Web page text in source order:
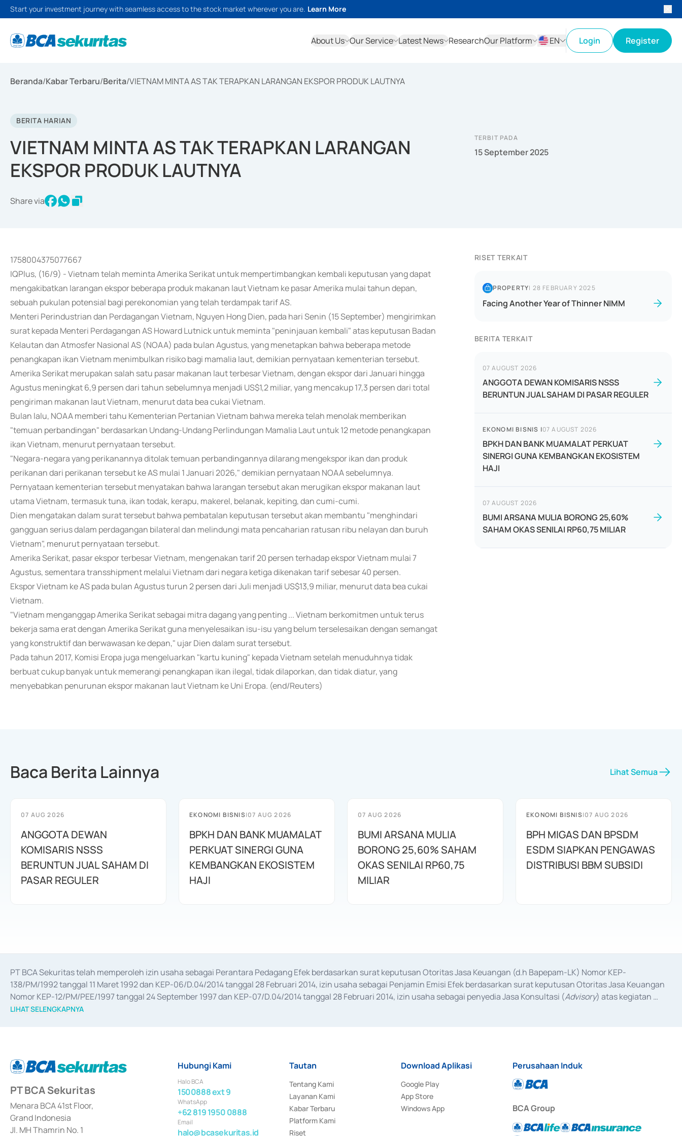
Start your investment journey with seamless access to the stock market wherever you are. Learn More
About Us Our Service Latest News ResearchOur Platform
EN
Login Register
Beranda/Kabar Terbaru/Berita/VIETNAM MINTA AS TAK TERAPKAN LARANGAN EKSPOR PRODUK LAUTNYA
BERITA HARIAN
VIETNAM MINTA AS TAK TERAPKAN LARANGAN
EKSPOR PRODUK LAUTNYA
Share via
TERBIT PADA
15 September 2025
1758004375077667
IQPlus, (16/9) - Vietnam telah meminta Amerika Serikat untuk mempertimbangkan kembali keputusan yang dapat
mengakibatkan larangan ekspor beberapa produk makanan laut Vietnam ke pasar Amerika mulai tahun depan,
sebuah pukulan potensial bagi perekonomian yang telah terdampak tarif AS.
Menteri Perindustrian dan Perdagangan Vietnam, Nguyen Hong Dien, pada hari Senin (15 September) mengirimkan
surat kepada Menteri Perdagangan AS Howard Lutnick untuk meminta "peninjauan kembali" atas keputusan Badan
Kelautan dan Atmosfer Nasional AS (NOAA) pada bulan Agustus, yang menetapkan bahwa beberapa metode
penangkapan ikan Vietnam menimbulkan risiko bagi mamalia laut, demikian pernyataan kementerian tersebut.
Amerika Serikat merupakan salah satu pasar makanan laut terbesar Vietnam, dengan ekspor dari Januari hingga
Agustus meningkat 6,9 persen dari tahun sebelumnya menjadi US$1,2 miliar, yang mencakup 17,3 persen dari total
pengiriman makanan laut Vietnam, menurut data bea cukai Vietnam.
Bulan lalu, NOAA memberi tahu Kementerian Pertanian Vietnam bahwa mereka telah menolak memberikan
"temuan perbandingan" berdasarkan Undang-Undang Perlindungan Mamalia Laut untuk 12 metode penangkapan
ikan Vietnam, menurut pernyataan tersebut.
"Negara-negara yang perikanannya ditolak temuan perbandingannya dilarang mengekspor ikan dan produk
perikanan dari perikanan tersebut ke AS mulai 1 Januari 2026," demikian pernyataan NOAA sebelumnya.
Pernyataan kementerian tersebut menyatakan bahwa larangan tersebut akan merugikan ekspor makanan laut
utama Vietnam, termasuk tuna, ikan todak, kerapu, makerel, belanak, kepiting, dan cumi-cumi.
Dien mengatakan dalam surat tersebut bahwa pembatalan keputusan tersebut akan membantu "menghindari
gangguan serius dalam perdagangan bilateral dan melindungi mata pencaharian ratusan ribu nelayan dan buruh
Vietnam", menurut pernyataan tersebut.
Amerika Serikat, pasar ekspor terbesar Vietnam, mengenakan tarif 20 persen terhadap ekspor Vietnam mulai 7
Agustus, sementara transshipment melalui Vietnam dari negara ketiga dikenakan tarif sebesar 40 persen.
Ekspor Vietnam ke AS pada bulan Agustus turun 2 persen dari Juli menjadi US$13,9 miliar, menurut data bea cukai
Vietnam.
"Vietnam menganggap Amerika Serikat sebagai mitra dagang yang penting ... Vietnam berkomitmen untuk terus
bekerja sama erat dengan Amerika Serikat guna menyelesaikan isu-isu yang belum terselesaikan dengan semangat
yang konstruktif dan berwawasan ke depan," ujar Dien dalam surat tersebut.
Pada tahun 2017, Komisi Eropa juga mengeluarkan "kartu kuning" kepada Vietnam setelah menuduhnya tidak
berbuat cukup banyak untuk memerangi penangkapan ikan ilegal, tidak dilaporkan, dan tidak diatur, yang
menyebabkan penurunan ekspor makanan laut Vietnam ke Uni Eropa. (end/Reuters)
RISET TERKAIT
PROPERTY| 28 FEBRUARY 2025
Facing Another Year of Thinner NIMM
BERITA TERKAIT
07 AUGUST 2026
ANGGOTA DEWAN KOMISARIS NSSS
BERUNTUN JUAL SAHAM DI PASAR REGULER
EKONOMI BISNIS |07 AUGUST 2026
BPKH DAN BANK MUAMALAT PERKUAT
SINERGI GUNA KEMBANGKAN EKOSISTEM
HAJI
07 AUGUST 2026
BUMI ARSANA MULIA BORONG 25,60%
SAHAM OKAS SENILAI RP60,75 MILIAR
Baca Berita Lainnya Lihat Semua
07 AUG 2026
ANGGOTA DEWAN
KOMISARIS NSSS
BERUNTUN JUAL SAHAM DI
PASAR REGULER
EKONOMI BISNIS|07 AUG 2026
BPKH DAN BANK MUAMALAT
PERKUAT SINERGI GUNA
KEMBANGKAN EKOSISTEM
HAJI
07 AUG 2026
BUMI ARSANA MULIA
BORONG 25,60% SAHAM
OKAS SENILAI RP60,75
MILIAR
EKONOMI BISNIS|07 AUG 2026
BPH MIGAS DAN BPSDM
ESDM SIAPKAN PENGAWAS
DISTRIBUSI BBM SUBSIDI
PT BCA Sekuritas telah memperoleh izin usaha sebagai Perantara Pedagang Efek berdasarkan surat keputusan Otoritas Jasa Keuangan (d.h Bapepam-LK) Nomor KEP-
138/PM/1992 tanggal 11 Maret 1992 dan KEP-06/D.04/2014 tanggal 28 Februari 2014, izin usaha sebagai Penjamin Emisi Efek berdasarkan surat keputusan Otoritas Jasa Keuangan
Nomor KEP-12/PM/PEE/1997 tanggal 24 September 1997 dan KEP-07/D.04/2014 tanggal 28 Februari 2014, izin usaha sebagai penyedia Jasa Konsultasi (Advisory) atas kegiatan
merger, akuisisi, divestasi, dan
LIHAT SELENGKAPNYA
PT BCA Sekuritas
Menara BCA 41st Floor,
Grand Indonesia
Jl. MH Thamrin No. 1
Hubungi Kami
Halo BCA
1500888 ext 9
WhatsApp
+62 819 1950 0888
Email
halo@bcasekuritas.id
Tautan
Tentang Kami
Layanan Kami
Kabar Terbaru
Platform Kami
Riset
Download Aplikasi
Google Play
App Store
Windows App
Perusahaan Induk
BCA Group